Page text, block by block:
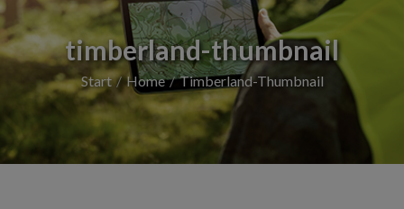
timberland-thumbnail
Start Home Timberland-Thumbnail